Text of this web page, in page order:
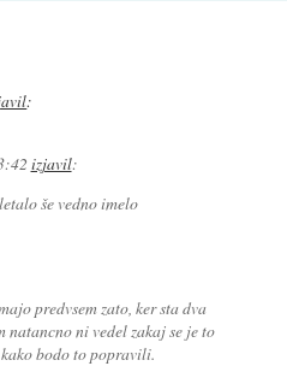
:
izjavil:
še vedno imelo
predvsem zato, ker sta dva
ni vedel zakaj se je to
bodo to popravili.